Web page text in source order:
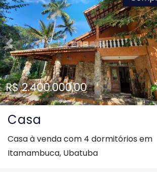
Previous
R$ 2.400.000,00
Casa
Casa à venda com 4 dormitórios em
Itamambuca, Ubatuba